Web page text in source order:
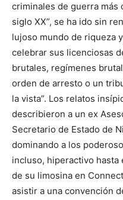
criminales de guerra más
siglo XX”, se ha ido sin
lujoso mundo de riqueza
celebrar sus licenciosas
brutales, regímenes
orden de arresto o un
la vista”. Los relatos
describieron a un ex
Secretario de Estado de
dominando a los
incluso, hiperactivo hasta
de su limosina en
asistir a una convención